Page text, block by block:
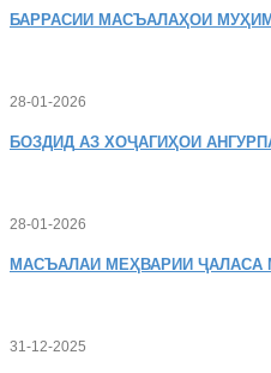
БАРРАСИИ МАСЪАЛАҲОИ МУҲИМ
28-01-2026
БОЗДИД АЗ ХОҶАГИҲОИ
28-01-2026
МАСЪАЛАИ МЕҲВАРИИ ҶАЛАСА
31-12-2025